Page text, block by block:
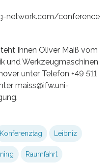
network.com/conference
Ihnen Oliver Maiß vom
und Werkzeugmaschinen
unter Telefon +49 511
maiss@ifw.uni-
Konferenztag Leibniz
Raumfahrt